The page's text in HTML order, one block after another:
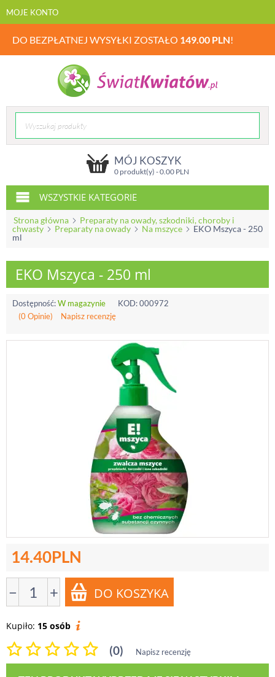
MOJE KONTO
DO BEZPŁATNEJ WYSYŁKI ZOSTAŁO 149.00 PLN!
MÓJ KOSZYK
0 produkt(y) -0.00PLN
WSZYSTKIE KATEGORIE
Strona główna
Preparaty na owady, szkodniki, choroby i
chwasty
Preparaty na owady Na mszyce
EKO Mszyca - 250
ml
EKO Mszyca - 250 ml
Dostępność:W magazynie KOD:000972
(0 Opinie)
Napisz recenzję
14.40PLN
− +
Kupiło: 15 osób
(0) Napisz recenzję